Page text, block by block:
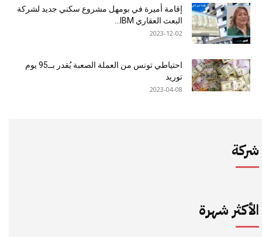
إقامة أميرة في بومهل مشروع سكني جديد لشركة
البعث العقاري IBM...
2023-12-02
احتياطي تونس من العملة الصعبة يُقدر بــ95 يوم
توريد
2023-04-08
شركة
الأكثر شهرة